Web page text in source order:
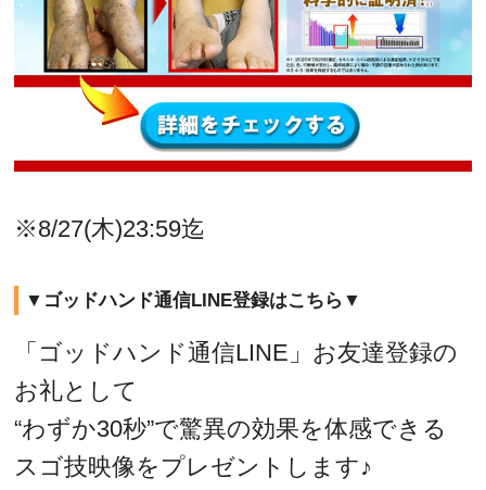
※8/27(木)23:59迄
▼ゴッドハンド通信LINE登録はこちら▼
「ゴッドハンド通信LINE」お友達登録の
お礼として
“わずか30秒”で驚異の効果を体感できる
スゴ技映像をプレゼントします♪